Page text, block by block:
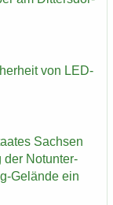
von LED-​
Sach­sen
der Not­un­ter­
​Gelände ein